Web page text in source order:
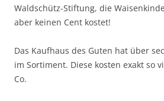
Waldschütz-Stiftung, die
aber keinen Cent kostet!
Das Kaufhaus des Guten hat über
im Sortiment. Diese kosten exakt so
Co.